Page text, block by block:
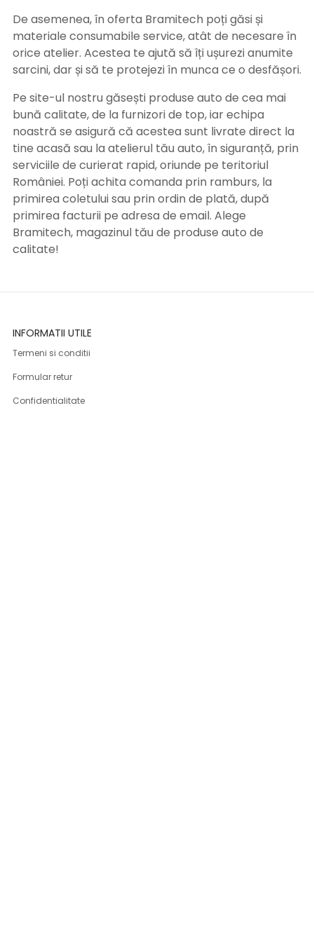
De asemenea, în oferta Bramitech poți găsi și
materiale consumabile service, atât de necesare în
orice atelier. Acestea te ajută să îți ușurezi anumite
sarcini, dar și să te protejezi în munca ce o desfășori.
Pe site-ul nostru găsești produse auto de cea mai
bună calitate, de la furnizori de top, iar echipa
noastră se asigură că acestea sunt livrate direct la
tine acasă sau la atelierul tău auto, în siguranță, prin
serviciile de curierat rapid, oriunde pe teritoriul
României. Poți achita comanda prin ramburs, la
primirea coletului sau prin ordin de plată, după
primirea facturii pe adresa de email. Alege
Bramitech, magazinul tău de produse auto de
calitate!
INFORMATII UTILE
Termeni si conditii
Formular retur
Confidentialitate